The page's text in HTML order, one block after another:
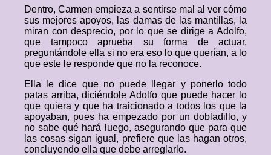
Dentro, Carmen empieza a sentirse mal al ver cómo
sus mejores apoyos, las damas de las mantillas, la
miran con desprecio, por lo que se dirige a Adolfo,
que tampoco aprueba su forma de actuar,
preguntándole ella si no era eso lo que querían, a lo
que este le responde que no la reconoce.
Ella le dice que no puede llegar y ponerlo todo
patas arriba, diciéndole Adolfo que puede hacer lo
que quiera y que ha traicionado a todos los que la
apoyaban, pues ha empezado por un dobladillo, y
no sabe qué hará luego, asegurando que para que
las cosas sigan igual, prefiere que las hagan otros,
concluyendo ella que debe arreglarlo.